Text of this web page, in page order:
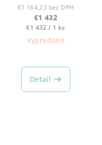
€1 164,23 bez DPH
€1 432
Jednotková
cena:
€1 432 / 1 ks
Vypredané
Detail